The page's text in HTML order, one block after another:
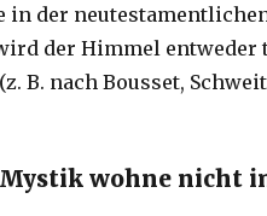
in der
der Himmel entweder
B. nach Bousset,
wohne nicht